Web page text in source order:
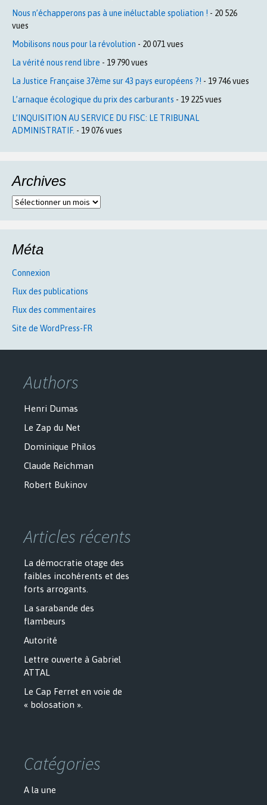
Nous n’échapperons pas à une inéluctable spoliation ! - 20 526
vues
Mobilisons nous pour la révolution - 20 071 vues
La vérité nous rend libre - 19 790 vues
La Justice Française 37ème sur 43 pays européens ?! - 19 746 vues
L’arnaque écologique du prix des carburants - 19 225 vues
L’INQUISITION AU SERVICE DU FISC: LE TRIBUNAL
ADMINISTRATIF. - 19 076 vues
Archives
Archives
Méta
Connexion
Flux des publications
Flux des commentaires
Site de WordPress-FR
Authors
Henri Dumas
Le Zap du Net
Dominique Philos
Claude Reichman
Robert Bukinov
Articles récents
La démocratie otage des
faibles incohérents et des
forts arrogants.
La sarabande des
flambeurs
Autorité
Lettre ouverte à Gabriel
ATTAL
Le Cap Ferret en voie de
« bolosation ».
Catégories
A la une